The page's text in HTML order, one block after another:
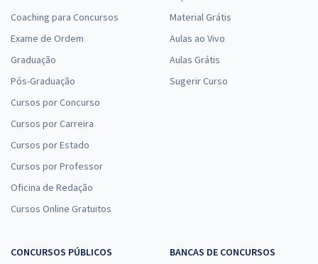
Coaching para Concursos
Exame de Ordem
Graduação
Pós-Graduação
Cursos por Concurso
Cursos por Carreira
Cursos por Estado
Cursos por Professor
Oficina de Redação
Cursos Online Gratuitos
Material Grátis
Aulas ao Vivo
Aulas Grátis
Sugerir Curso
CONCURSOS PÚBLICOS
BANCAS DE CONCURSOS